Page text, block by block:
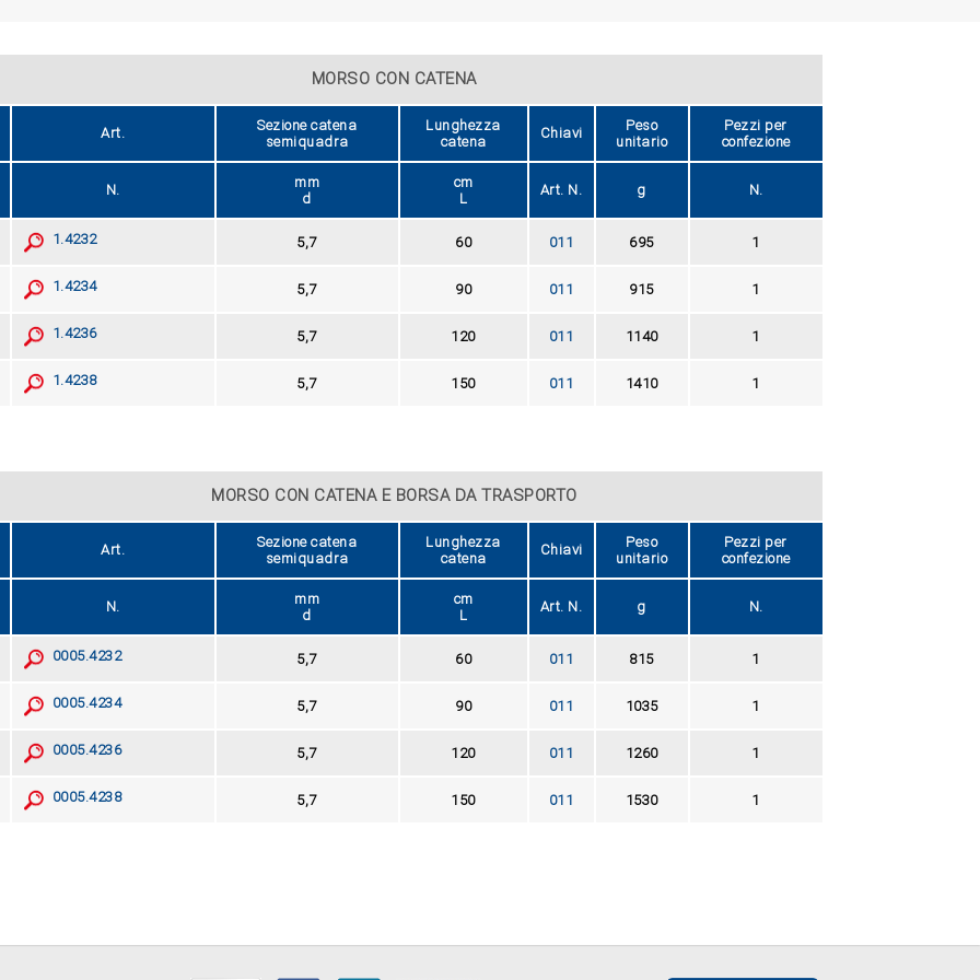
MORSO CON CATENA
Art.
Sezione catena
semiquadra
Lunghezza
catena
Chiavi
Peso
unitario
Pezzi per
confezione
N.
mm
d
cm
L
Art. N. g N.
1.4232 5,7 60 011 695 1
1.4234 5,7 90 011 915 1
1.4236 5,7 120 011 1140 1
1.4238 5,7 150 011 1410 1
MORSO CON CATENA E BORSA DA TRASPORTO
Art.
Sezione catena
semiquadra
Lunghezza
catena
Chiavi
Peso
unitario
Pezzi per
confezione
N.
mm
d
cm
L
Art. N. g N.
0005.4232 5,7 60 011 815 1
0005.4234 5,7 90 011 1035 1
0005.4236 5,7 120 011 1260 1
0005.4238 5,7 150 011 1530 1